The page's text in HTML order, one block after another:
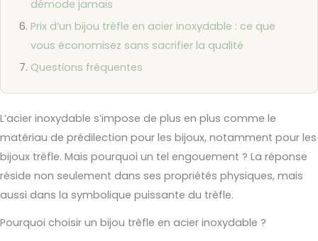
démode jamais
Prix d’un bijou trèfle en acier inoxydable : ce que
vous économisez sans sacrifier la qualité
Questions fréquentes
L’acier inoxydable s’impose de plus en plus comme le
matériau de prédilection pour les bijoux, notamment pour les
bijoux trèfle. Mais pourquoi un tel engouement ? La réponse
réside non seulement dans ses propriétés physiques, mais
aussi dans la symbolique puissante du trèfle.
Pourquoi choisir un bijou trèfle en acier inoxydable ?